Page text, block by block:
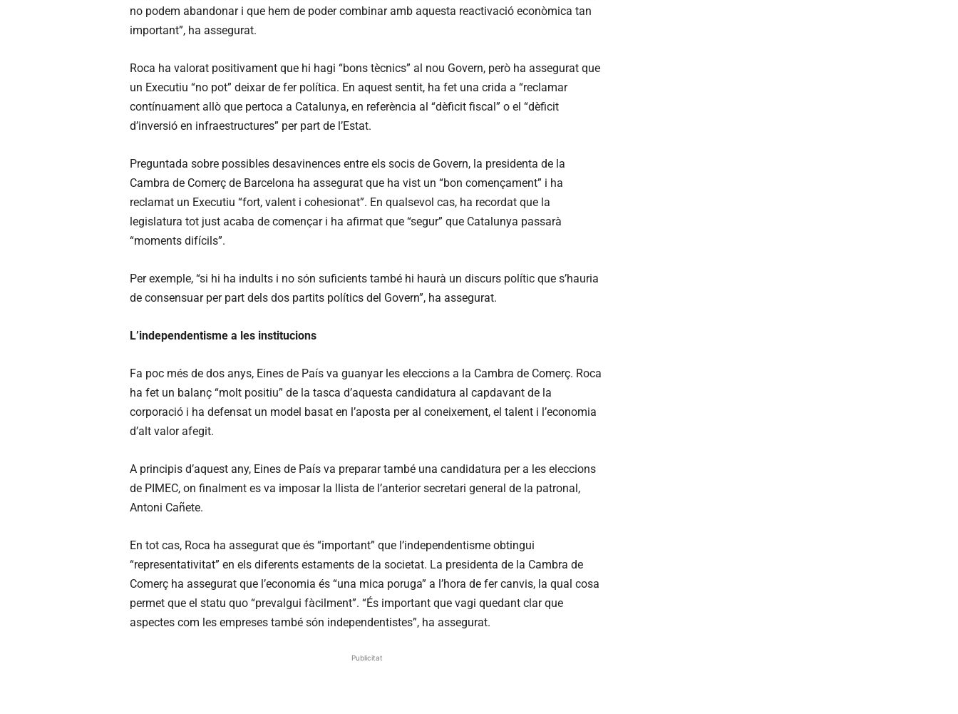
no podem abandonar i que hem de poder combinar amb aquesta reactivació econòmica tan
important”, ha assegurat.
Roca ha valorat positivament que hi hagi “bons tècnics” al nou Govern, però ha assegurat que
un Executiu “no pot” deixar de fer política. En aquest sentit, ha fet una crida a “reclamar
contínuament allò que pertoca a Catalunya, en referència al “dèficit fiscal” o el “dèficit
d’inversió en infraestructures” per part de l’Estat.
Preguntada sobre possibles desavinences entre els socis de Govern, la presidenta de la
Cambra de Comerç de Barcelona ha assegurat que ha vist un “bon començament” i ha
reclamat un Executiu “fort, valent i cohesionat”. En qualsevol cas, ha recordat que la
legislatura tot just acaba de començar i ha afirmat que “segur” que Catalunya passarà
“moments difícils”.
Per exemple, “si hi ha indults i no són suficients també hi haurà un discurs polític que s’hauria
de consensuar per part dels dos partits polítics del Govern”, ha assegurat.
L’independentisme a les institucions
Fa poc més de dos anys, Eines de País va guanyar les eleccions a la Cambra de Comerç. Roca
ha fet un balanç “molt positiu” de la tasca d’aquesta candidatura al capdavant de la
corporació i ha defensat un model basat en l’aposta per al coneixement, el talent i l’economia
d’alt valor afegit.
A principis d’aquest any, Eines de País va preparar també una candidatura per a les eleccions
de PIMEC, on finalment es va imposar la llista de l’anterior secretari general de la patronal,
Antoni Cañete.
En tot cas, Roca ha assegurat que és “important” que l’independentisme obtingui
“representativitat” en els diferents estaments de la societat. La presidenta de la Cambra de
Comerç ha assegurat que l’economia és “una mica poruga” a l’hora de fer canvis, la qual cosa
permet que el statu quo “prevalgui fàcilment”. “És important que vagi quedant clar que
aspectes com les empreses també són independentistes”, ha assegurat.
Publicitat